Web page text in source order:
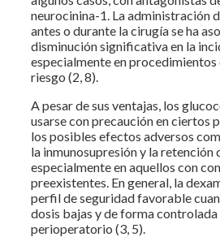
neurocinina-1. La administración
antes o durante la cirugía se ha
disminución significativa en la
especialmente en
riesgo (2, 8).
A pesar de sus ventajas, los
usarse con precaución en ciertos
los posibles efectos adversos
la inmunosupresión y la retención
especialmente en aquellos con
preexistentes. En general, la
perfil de seguridad favorable
dosis bajas y de forma
perioperatorio (3, 5).